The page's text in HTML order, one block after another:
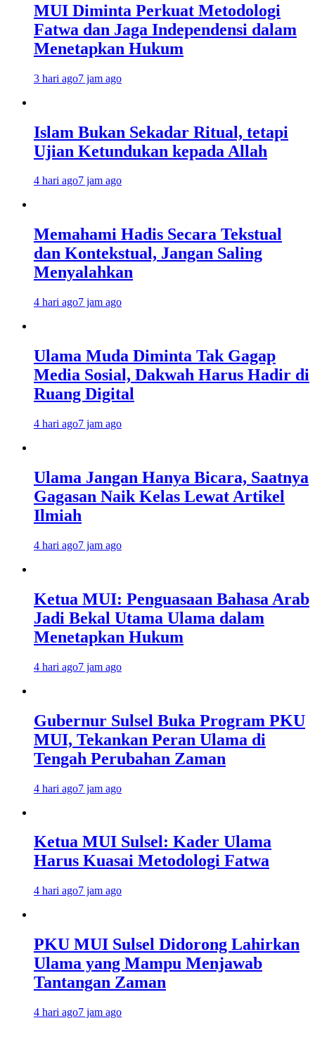
MUI Diminta Perkuat Metodologi
Fatwa dan Jaga Independensi dalam
Menetapkan Hukum
3 hari ago7 jam ago
Islam Bukan Sekadar Ritual, tetapi
Ujian Ketundukan kepada Allah
4 hari ago7 jam ago
Memahami Hadis Secara Tekstual
dan Kontekstual, Jangan Saling
Menyalahkan
4 hari ago7 jam ago
Ulama Muda Diminta Tak Gagap
Media Sosial, Dakwah Harus Hadir di
Ruang Digital
4 hari ago7 jam ago
Ulama Jangan Hanya Bicara, Saatnya
Gagasan Naik Kelas Lewat Artikel
Ilmiah
4 hari ago7 jam ago
Ketua MUI: Penguasaan Bahasa Arab
Jadi Bekal Utama Ulama dalam
Menetapkan Hukum
4 hari ago7 jam ago
Gubernur Sulsel Buka Program PKU
MUI, Tekankan Peran Ulama di
Tengah Perubahan Zaman
4 hari ago7 jam ago
Ketua MUI Sulsel: Kader Ulama
Harus Kuasai Metodologi Fatwa
4 hari ago7 jam ago
PKU MUI Sulsel Didorong Lahirkan
Ulama yang Mampu Menjawab
Tantangan Zaman
4 hari ago7 jam ago